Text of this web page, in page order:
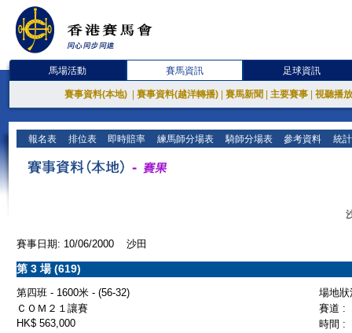
馬場活動 賽馬資訊 足球資訊
賽事資料(本地) 賽事資料(越洋轉播) 賽馬新聞 主要賽事 視聽播
報名表 排位表 即時賠率 練馬師分場表 騎師分場表 參考資料 統
賽事日期: 10/06/2000 沙田
第 3 場 (619)
第四班 - 1600米 - (56-32)
場地
ＣＯＭ２１讓賽
賽道 :
HK$ 563,000
時間 :